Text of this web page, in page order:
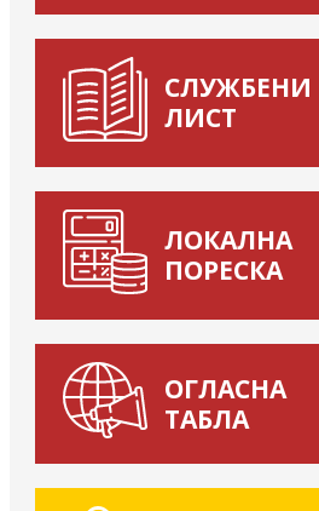
СЛУЖБЕНИ
ЛИСТ
ЛОКАЛНА
ПОРЕСКА
ОГЛАСНА
ТАБЛА